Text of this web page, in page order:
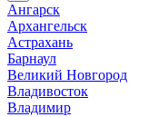
Ангарск
Архангельск
Астрахань
Барнаул
Великий Новгород
Владивосток
Владимир